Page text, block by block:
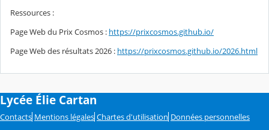
Ressources :
Page Web du Prix Cosmos : https://prixcosmos.github.io/
Page Web des résultats 2026 : https://prixcosmos.github.io/2026.html
Lycée Élie Cartan
Contacts Mentions légales Chartes d'utilisation Données personnelles